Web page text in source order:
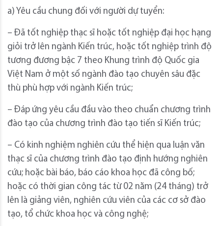
a) Yêu cầu chung đối với người dự tuyển:
– Đã tốt nghiệp thạc sĩ hoặc tốt nghiệp đại học hạng
giỏi trở lên ngành Kiến trúc, hoặc tốt nghiệp trình độ
tương đương bậc 7 theo Khung trình độ Quốc gia
Việt Nam ở một số ngành đào tạo chuyên sâu đặc
thù phù hợp với ngành Kiến trúc;
– Đáp ứng yêu cầu đầu vào theo chuẩn chương trình
đào tạo của chương trình đào tạo tiến sĩ Kiến trúc;
– Có kinh nghiệm nghiên cứu thể hiện qua luận văn
thạc sĩ của chương trình đào tạo định hướng nghiên
cứu; hoặc bài báo, báo cáo khoa học đã công bố;
hoặc có thời gian công tác từ 02 năm (24 tháng) trở
lên là giảng viên, nghiên cứu viên của các cơ sở đào
tạo, tổ chức khoa học và công nghệ;